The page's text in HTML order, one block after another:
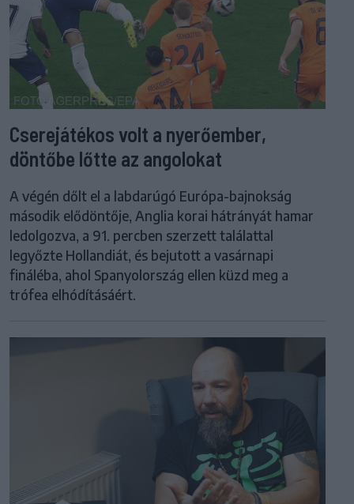
Cserejátékos volt a nyerőember,
döntőbe lőtte az angolokat
A végén dőlt el a labdarúgó Európa-bajnokság
második elődöntője, Anglia korai hátrányát hamar
ledolgozva, a 91. percben szerzett találattal
legyőzte Hollandiát, és bejutott a vasárnapi
fináléba, ahol Spanyolország ellen küzd meg a
trófea elhódításáért.